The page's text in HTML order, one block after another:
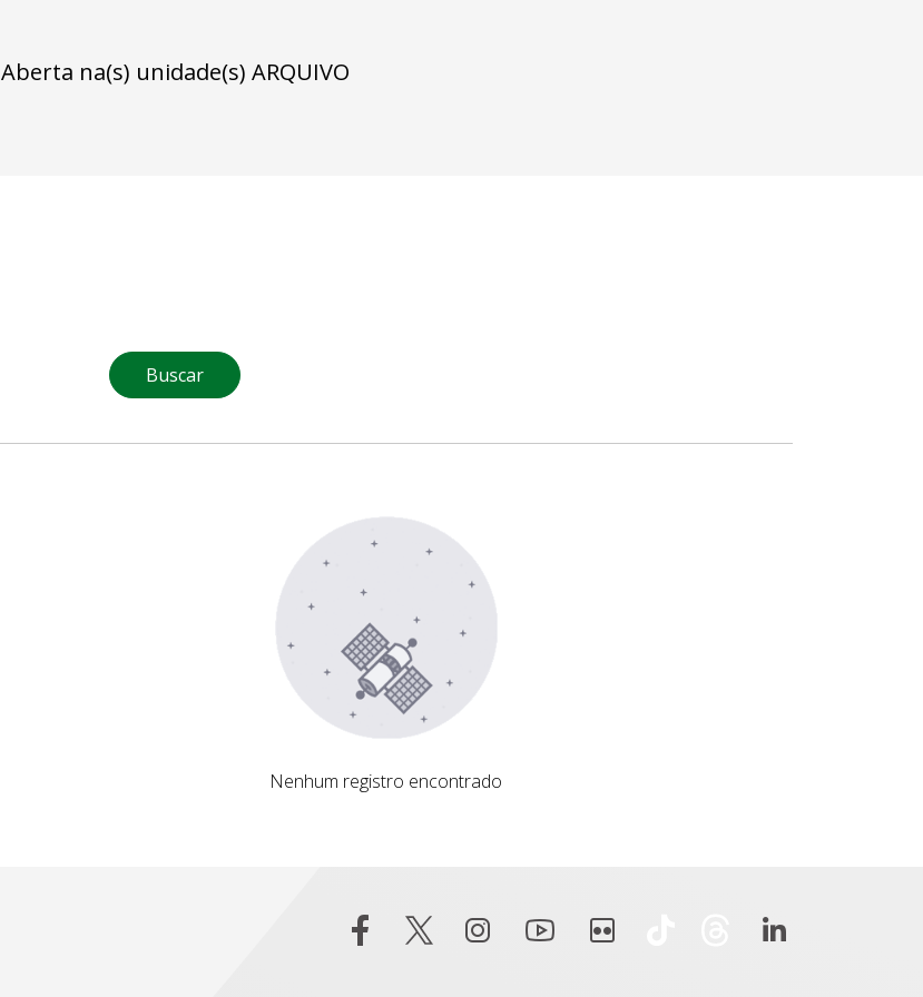
Aberta na(s) unidade(s) ARQUIVO
Buscar
Nenhum registro encontradoNenhum registro encontrado